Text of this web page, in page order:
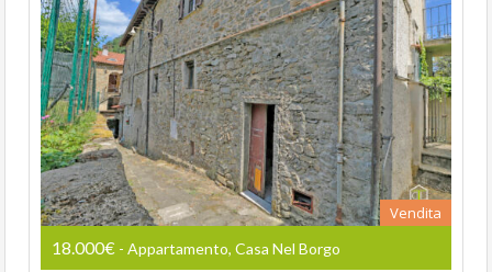
Vendita
18.000€ - Appartamento, Casa Nel Borgo